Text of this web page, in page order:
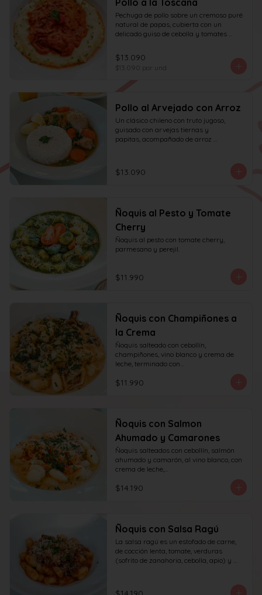
Pollo a la Toscana
Pechuga de pollo sobre un cremoso puré
natural de papas, cubierta con un
delicado guiso de cebolla y tomates
blanco y fondo de verduras.
$13.090
$13.090 por und
Pollo al Arvejado con Arroz
Un clásico chileno con truto jugoso,
guisado con arvejas tiernas y
papitas, acompañado de arroz
$13.090
Ñoquis al Pesto y Tomate
Cherry
Ñoquis al pesto con tomate cherry,
parmesano y perejil.
$11.990
Ñoquis con Champiñones a
la Crema
Ñoquis salteado con cebollín,
champiñones, vino blanco y crema de
leche, terminado con
$11.990
Ñoquis con Salmon
Ahumado y Camarones
Ñoquis salteados con cebollín, salmón
ahumado y camarón, al vino blanco, con
crema de leche,
$14.190
Ñoquis con Salsa Ragú
La salsa ragú es un estofado de carne,
de cocción lenta, tomate, verduras
(sofrito de zanahoria, cebolla, apio) y